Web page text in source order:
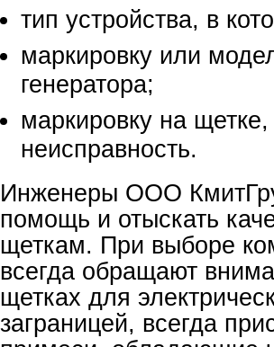
тип устройства, в
маркировку или
генератора;
маркировку на
неисправность.
Инженеры ООО
помощь и отыскать
щеткам. При выборе
всегда обращают
щетках для
заграницей, всегда